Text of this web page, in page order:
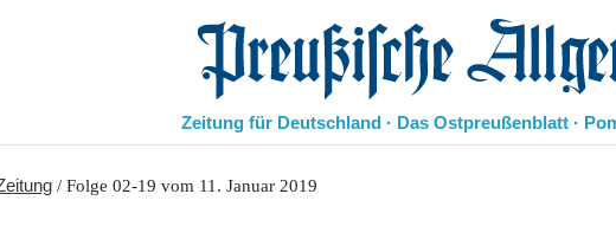
Preußische Allgemeine Zeitung
Zeitung für Deutschland · Das Ostpreußenblatt ·
/ Folge 02-19 vom 11. Januar 2019